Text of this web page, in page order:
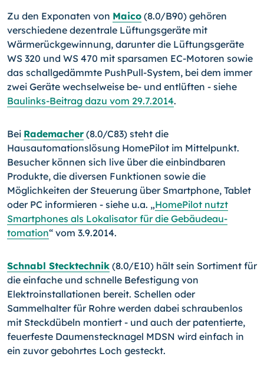
Zu den Exponaten von Maico (8.0/B90) gehören
verschiedene dezentrale Lüftungsge­räte mit
Wärmerückgewinnung, darunter die Lüftungsgeräte
WS 320 und WS 470 mit sparsamen EC-Motoren sowie
das schallgedämmte PushPull-System, bei dem immer
zwei Geräte wechselweise be- und entlüften - siehe
Baulinks-Beitrag dazu vom 29.7.2014.
Bei Rademacher (8.0/C83) steht die
Hausautomationslösung HomePilot im Mittel­punkt.
Besucher können sich live über die einbindbaren
Produkte, die diversen Funk­tionen sowie die
Möglichkeiten der Steuerung über Smartphone, Tablet
oder PC infor­mieren - siehe u.a. „HomePilot nutzt
Smartphones als Lokalisator für die Gebäudeau­
tomation“ vom 3.9.2014.
Schnabl Stecktechnik (8.0/E10) hält sein Sortiment für
die einfache und schnelle Befestigung von
Elektroinstallationen bereit. Schellen oder
Sammelhalter für Rohre werden dabei schraubenlos
mit Steckdübeln montiert - und auch der patentierte,
feuerfeste Daumenstecknagel MDSN wird einfach in
ein zuvor gebohrtes Loch ge­steckt.